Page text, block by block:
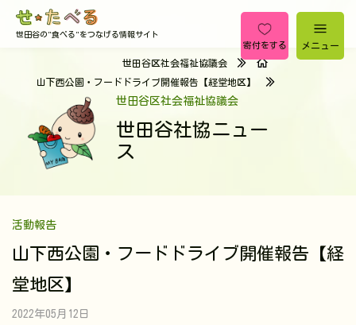
寄付をする メニュー
世田谷の"食べる"をつなげる情報サイト
世田谷区社会福祉協議会
山下西公園・フードドライブ開催報告【経堂地区】
世田谷区社会福祉協議会
世田谷社協ニュー
ス
活動報告
山下西公園・フードドライブ開催報告【経
堂地区】
2022年05月12日